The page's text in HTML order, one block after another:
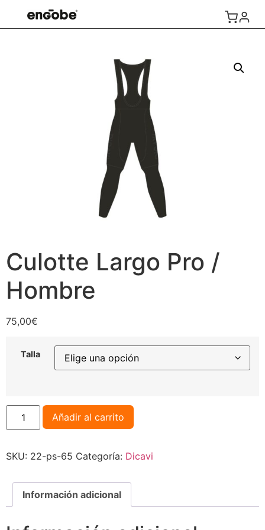
Culotte Largo Pro /
Hombre
75,00€
Talla
Añadir al carrito
SKU: 22-ps-65 Categoría: Dicavi
Información adicional